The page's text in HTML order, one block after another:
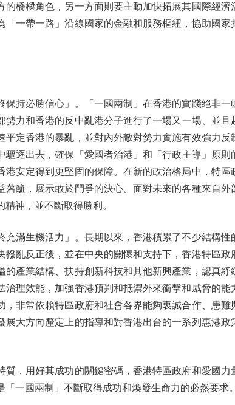
的橋樑角色，另一方面則要主動加快拓展其國際經
「一帶一路」沿線國家的金融和服務樞紐，協助國
持必勝信心」。「一國兩制」在香港的實踐絕非一
勢力和香港的反中亂港分子進行了一場又一場、並且
平定香港的暴亂，並對內外敵對勢力實施有效強力
驅逐出去，確保「愛國者治港」和「行政主導」原則
港安定得到更堅固的保障。在新的政治格局中，特
藩籬，展示敢於鬥爭的決心。面對未來的各種來自
神，並不斷取得勝利。
滿生機活力」。長期以來，香港積累了不少結構性
撥亂反正後，並在中央的關懷和支持下，香港特區
的產業結構、扶持創新科技和其他新興產業，認真
治理效能，加強香港預判和抵禦外來衝擊和威脅的
，非常依賴特區政府和社會各界能夠衷誠合作、患
展大方向釐定上的指導和對香港出台的一系列惠港
用好其成功的關鍵密碼，香港特區政府和愛國力
一國兩制」不斷取得成功和煥發生命力的必然要求。